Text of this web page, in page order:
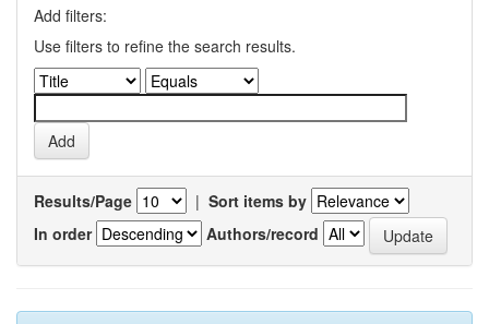
Add filters:
Use filters to refine the search results.
Results/Page | Sort items by
In order
Authors/record